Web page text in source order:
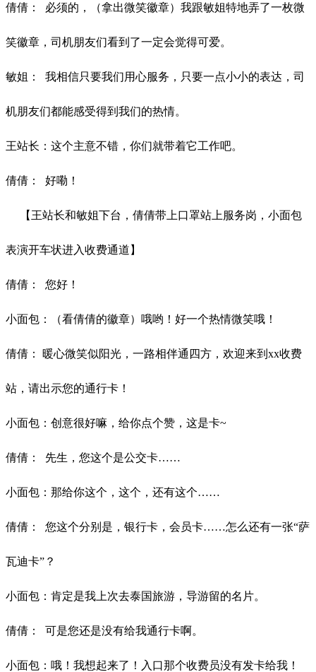
倩倩： 必须的，（拿出微笑徽章）我跟敏姐特地弄了一枚微
笑徽章，司机朋友们看到了一定会觉得可爱。
敏姐： 我相信只要我们用心服务，只要一点小小的表达，司
机朋友们都能感受得到我们的热情。
王站长：这个主意不错，你们就带着它工作吧。
倩倩： 好嘞！
【王站长和敏姐下台，倩倩带上口罩站上服务岗，小面包
表演开车状进入收费通道】
倩倩： 您好！
小面包：（看倩倩的徽章）哦哟！好一个热情微笑哦！
倩倩： 暖心微笑似阳光，一路相伴通四方 ，欢迎来到xx收费
站，请出示您的通行卡！
小面包：创意很好嘛，给你点个赞，这是卡~
倩倩： 先生，您这个是公交卡……
小面包：那给你这个，这个，还有这个……
倩倩： 您这个分别是，银行卡，会员卡……怎么还有一张“萨
瓦迪卡”？
小面包：肯定是我上次去泰国旅游，导游留的名片。
倩倩： 可是您还是没有给我通行卡啊。
小面包：哦！我想起来了！入口那个收费员没有发卡给我！